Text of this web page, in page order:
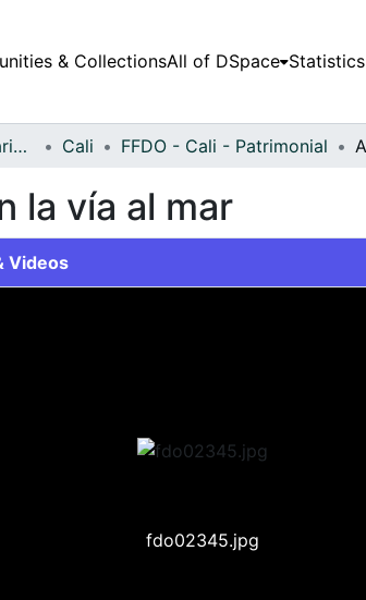
& CollectionsAll of DSpace Statistics
Fondo Fotográfico Diario Occidente Cali FFDO - Cali - Patrimonial
la vía al mar
Videos
fdo02345.jpg